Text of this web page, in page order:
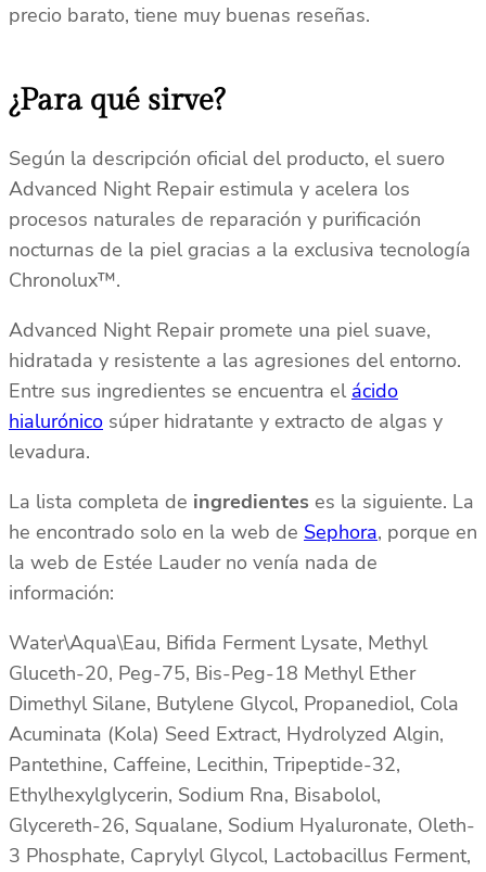
precio barato, tiene muy buenas reseñas.
¿Para qué sirve?
Según la descripción oficial del producto, el suero
Advanced Night Repair estimula y acelera los
procesos naturales de reparación y purificación
nocturnas de la piel gracias a la exclusiva tecnología
Chronolux™.
Advanced Night Repair promete una piel suave,
hidratada y resistente a las agresiones del entorno.
Entre sus ingredientes se encuentra el ácido
hialurónico súper hidratante y extracto de algas y
levadura.
La lista completa de ingredientes es la siguiente. La
he encontrado solo en la web de Sephora, porque en
la web de Estée Lauder no venía nada de
información:
Water\Aqua\Eau, Bifida Ferment Lysate, Methyl
Gluceth-20, Peg-75, Bis-Peg-18 Methyl Ether
Dimethyl Silane, Butylene Glycol, Propanediol, Cola
Acuminata (Kola) Seed Extract, Hydrolyzed Algin,
Pantethine, Caffeine, Lecithin, Tripeptide-32,
Ethylhexylglycerin, Sodium Rna, Bisabolol,
Glycereth-26, Squalane, Sodium Hyaluronate, Oleth-
3 Phosphate, Caprylyl Glycol, Lactobacillus Ferment,